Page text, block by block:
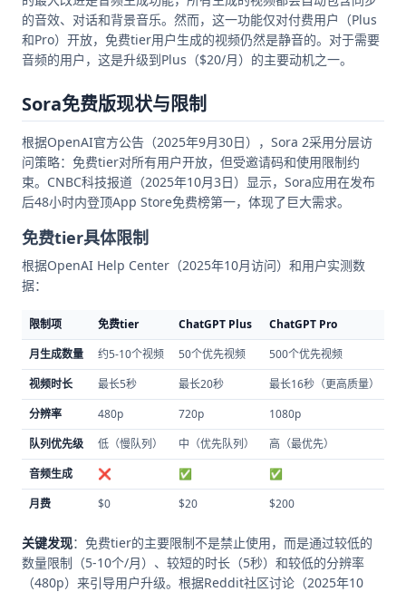
的音效、对话和背景音乐。然而，这一功能仅对付费用户（Plus
和Pro）开放，免费tier用户生成的视频仍然是静音的。对于需要
音频的用户，这是升级到Plus（$20/月）的主要动机之一。
Sora免费版现状与限制
根据OpenAI官方公告（2025年9月30日），Sora 2采用分层访
问策略：免费tier对所有用户开放，但受邀请码和使用限制约
束。CNBC科技报道（2025年10月3日）显示，Sora应用在发布
后48小时内登顶App Store免费榜第一，体现了巨大需求。
免费tier具体限制
根据OpenAI Help Center（2025年10月访问）和用户实测数
据：
限制项 免费tier ChatGPT Plus ChatGPT Pro
月生成数量
约5-10个视频 50个优先视频 500个优先视频
视频时长
最长5秒 最长20秒 最长16秒（更高质量）
分辨率
480p 720p 1080p
队列优先级
低（慢队列） 中（优先队列） 高（最优先）
音频生成
❌ ✅ ✅
月费
$0 $20 $200
关键发现：免费tier的主要限制不是禁止使用，而是通过较低的
数量限制（5-10个/月）、较短的时长（5秒）和较低的分辨率
（480p）来引导用户升级。根据Reddit社区讨论（2025年10